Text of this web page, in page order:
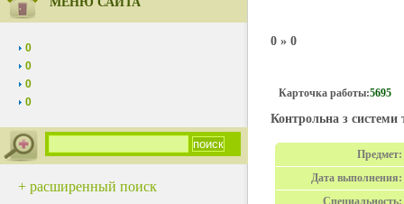
0
0
0
0
+ расширенный поиск
0 » 0
Карточка работы:5695
Контрольна з системи
Предмет:
Дата выполнения:
Специальность: